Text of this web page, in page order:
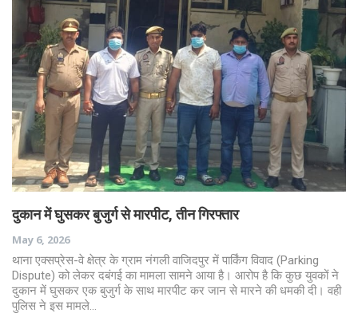
दुकान में घुसकर बुजुर्ग से मारपीट, तीन गिरफ्तार
May 6, 2026
थाना एक्सप्रेस-वे क्षेत्र के ग्राम नंगली वाजिदपुर में पार्किंग विवाद (Parking
Dispute) को लेकर दबंगई का मामला सामने आया है। आरोप है कि कुछ युवकों ने
दुकान में घुसकर एक बुजुर्ग के साथ मारपीट कर जान से मारने की धमकी दी। वही
पुलिस ने इस मामले…